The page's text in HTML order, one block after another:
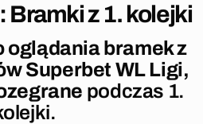
Bramki z 1. kolejki
oglądania bramek z
Superbet WL Ligi,
podczas 1.